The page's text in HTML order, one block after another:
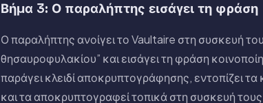
Βήμα 3: Ο παραλήπτης εισάγει τη φράση
Ο παραλήπτης ανοίγει το Vaultaire στη συσκευή
θησαυροφυλακίου” και εισάγει τη φράση
παράγει κλειδί αποκρυπτογράφησης, εντοπίζει
και τα αποκρυπτογραφεί τοπικά στη συσκευή